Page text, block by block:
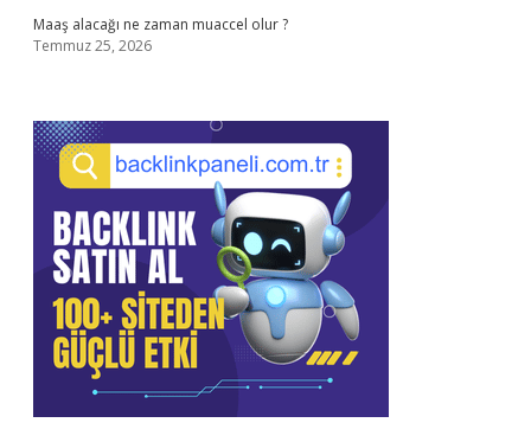
Maaş alacağı ne zaman muaccel olur ?
Temmuz 25, 2026